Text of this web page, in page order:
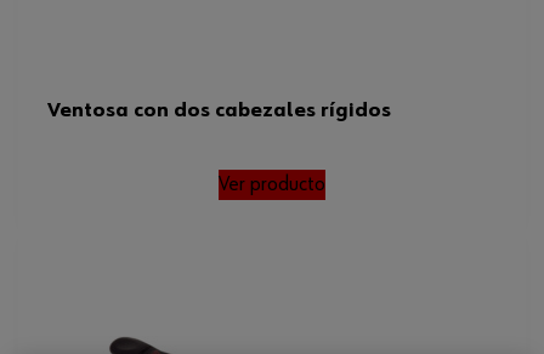
Ventosa con dos cabezales rígidos
Ver producto